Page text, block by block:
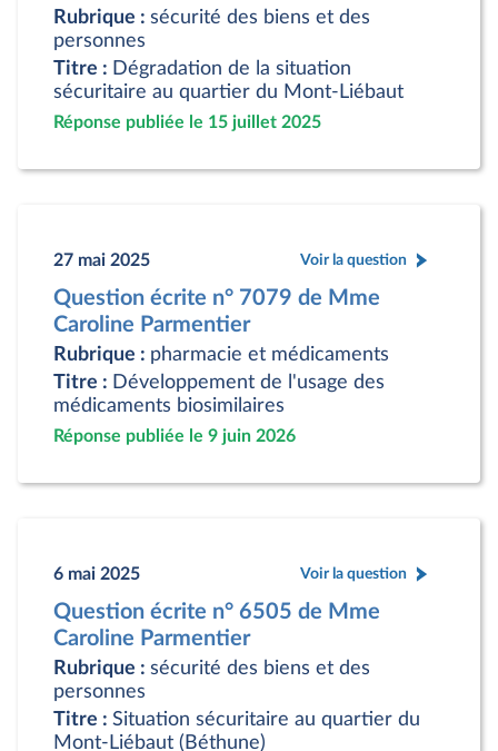
Rubrique : sécurité des biens et des
personnes
Titre : Dégradation de la situation
sécuritaire au quartier du Mont-Liébaut
Réponse publiée le 15 juillet 2025
27 mai 2025 Voir la question
Question écrite n° 7079 de Mme
Caroline Parmentier
Rubrique : pharmacie et médicaments
Titre : Développement de l'usage des
médicaments biosimilaires
Réponse publiée le 9 juin 2026
6 mai 2025 Voir la question
Question écrite n° 6505 de Mme
Caroline Parmentier
Rubrique : sécurité des biens et des
personnes
Titre : Situation sécuritaire au quartier du
Mont-Liébaut (Béthune)